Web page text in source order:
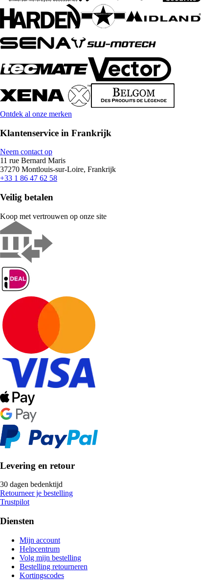
Ontdek al onze merken
Klantenservice in Frankrijk
Neem contact op
11 rue Bernard Maris
37270 Montlouis-sur-Loire, Frankrijk
+33 1 86 47 62 58
Veilig betalen
Koop met vertrouwen op onze site
Levering en retour
30 dagen bedenktijd
Retourneer je bestelling
Trustpilot
Diensten
Mijn account
Helpcentrum
Volg mijn bestelling
Bestelling retourneren
Kortingscodes